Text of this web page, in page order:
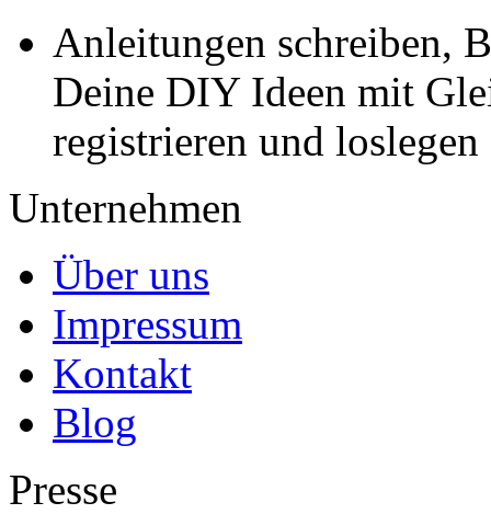
Anleitungen schreiben,
Deine DIY Ideen mit
registrieren und loslegen
Unternehmen
Über uns
Impressum
Kontakt
Blog
Presse